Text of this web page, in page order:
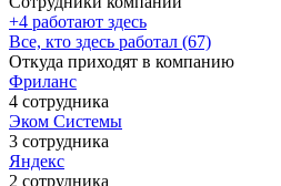
+4 работают здесь
Все, кто здесь работал (67)
Откуда приходят в компанию
Фриланс
4 сотрудника
Эком Системы
3 сотрудника
Яндекс
2 сотрудника